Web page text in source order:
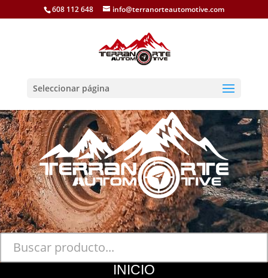
608 112 648 info@terranorteautomotive.com
Seleccionar página
INICIO